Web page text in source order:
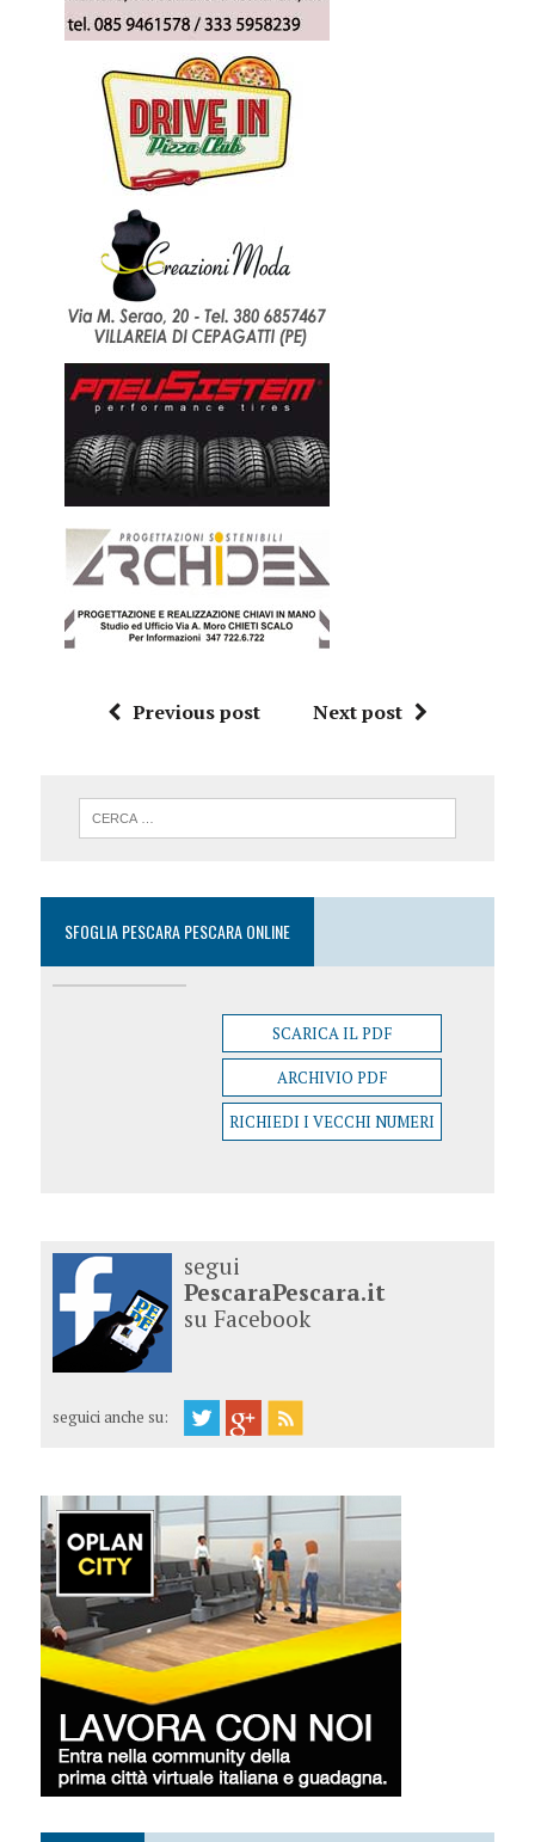
Previous post Next post
SFOGLIA PESCARA PESCARA ONLINE
SCARICA IL PDF
ARCHIVIO PDF
RICHIEDI I VECCHI NUMERI
segui
PescaraPescara.it
su Facebook
seguici anche su: